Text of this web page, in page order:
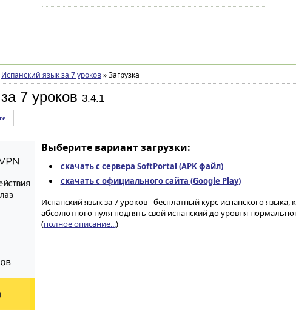
Испанский язык за 7 уроков »Загрузка
7 уроков 3.4.1
Выберите вариант загрузки:
скачать с сервера SoftPortal (APK файл)
скачать с официального сайта (Google Play)
Испанский язык за 7 уроков - бесплатный курс испанского
абсолютного нуля поднять свой испанский до уровня
(полное описание...)